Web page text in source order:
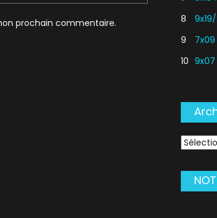
prochain commentaire.
8
9
10 9x07
Archives